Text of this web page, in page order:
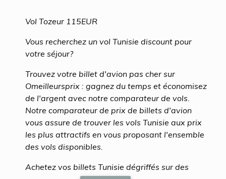
Vol Tozeur 115EUR
Vous recherchez un vol Tunisie discount pour
votre séjour?
Trouvez votre billet d'avion pas cher sur
Omeilleursprix : gagnez du temps et économisez
de l'argent avec notre comparateur de vols.
Notre comparateur de prix de billets d'avion
vous assure de trouver les vols Tunisie aux prix
les plus attractifs en vous proposant l'ensemble
des vols disponibles.
Achetez vos billets Tunisie dégriffés sur des